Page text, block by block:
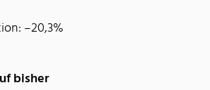
–20,3%
bisher